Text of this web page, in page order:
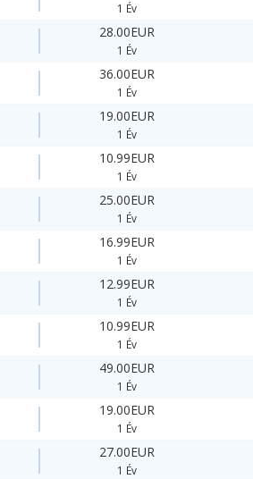
1 Év
28.00EUR
1 Év
36.00EUR
1 Év
19.00EUR
1 Év
10.99EUR
1 Év
25.00EUR
1 Év
16.99EUR
1 Év
12.99EUR
1 Év
10.99EUR
1 Év
49.00EUR
1 Év
19.00EUR
1 Év
27.00EUR
1 Év